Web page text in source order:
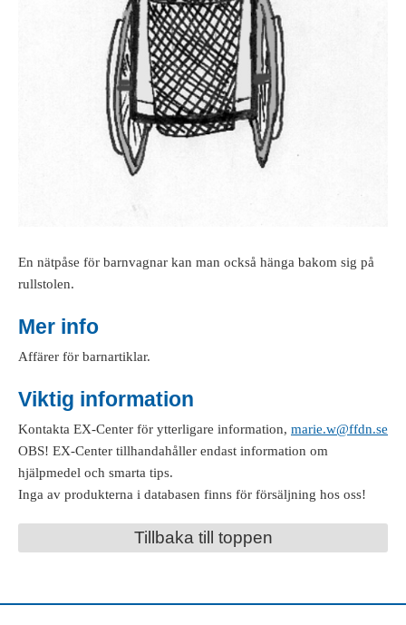
En nätpåse för barnvagnar kan man också hänga bakom sig på
rullstolen.
Mer info
Affärer för barnartiklar.
Viktig information
Kontakta EX-Center för ytterligare information, marie.w@ffdn.se
OBS! EX-Center tillhandahåller endast information om
hjälpmedel och smarta tips.
Inga av produkterna i databasen finns för försäljning hos oss!
Tillbaka till toppen